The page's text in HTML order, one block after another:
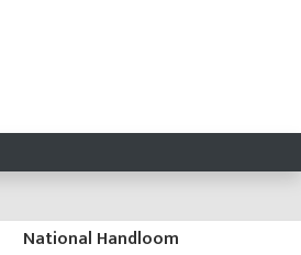
National Handloom Day : CM योगी ने